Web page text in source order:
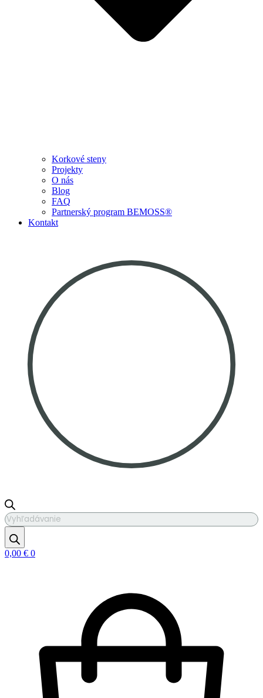
Korkové steny
Projekty
O nás
Blog
FAQ
Partnerský program BEMOSS®
Kontakt
Products
search
0,00 € 0